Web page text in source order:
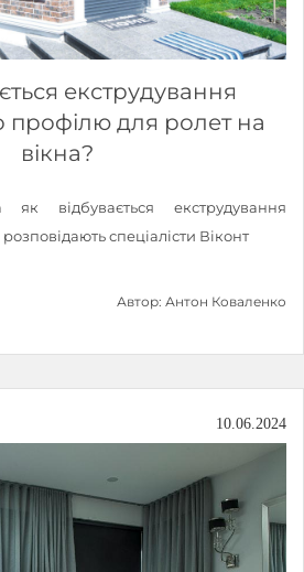
екструдування
профілю для ролет на
вікна?
відбувається екструдування
спеціалісти Віконт
Автор: Антон Коваленко
10.06.2024